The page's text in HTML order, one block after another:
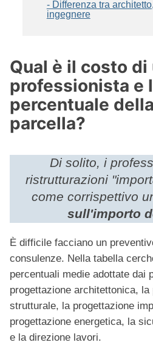
- Differenza tra
ingegnere
Qual è il costo di
professionista e
percentuale
parcella?
Di solito, i
ristrutturazioni
come corrispettivo
sull'importo
È difficile facciano un
consulenze. Nella tabella
percentuali medie adottate dai
progettazione architettonica, la
strutturale, la progettazione
progettazione energetica, la
e la direzione lavori.